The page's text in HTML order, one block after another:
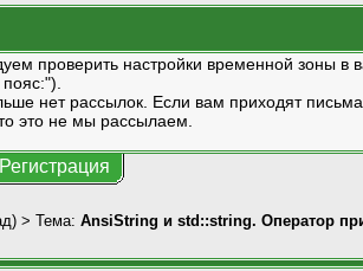
проверить настройки временной зоны
нет рассылок. Если вам приходят
это не мы рассылаем.
Регистрация
) > Тема: AnsiString и std::string. Оператор